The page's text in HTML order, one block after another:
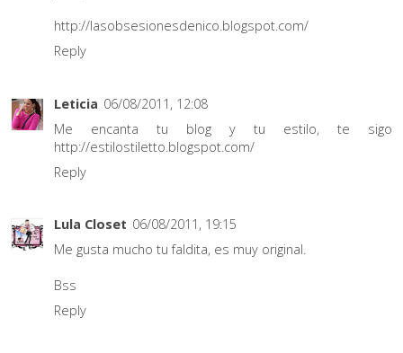
http://lasobsesionesdenico.blogspot.com/
Reply
Leticia 06/08/2011, 12:08
Me encanta tu blog y tu estilo, te sigo
http://estilostiletto.blogspot.com/
Reply
Lula Closet 06/08/2011, 19:15
Me gusta mucho tu faldita, es muy original.
Bss
Reply